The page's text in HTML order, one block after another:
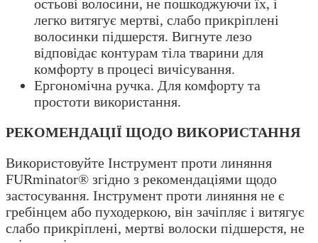
остьові волосини, не пошкоджуючи їх, і
легко витягує мертві, слабо прикріплені
волосинки підшерстя. Вигнуте лезо
відповідає контурам тіла тварини для
комфорту в процесі вичісування.
Ергономічна ручка. Для комфорту та
простоти використання.
РЕКОМЕНДАЦІЇ ЩОДО ВИКОРИСТАННЯ
Використовуйте Інструмент проти линяння
FURminator® згідно з рекомендаціями щодо
застосування. Інструмент проти линяння не є
гребінцем або пуходеркою, він зачіпляє і витягує
слабо прикріплені, мертві волоски підшерстя, не